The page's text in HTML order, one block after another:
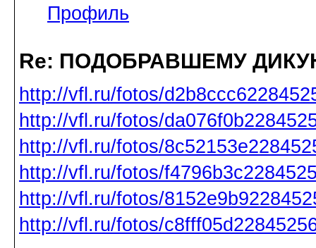
Профиль
Re: ПОДОБРАВШЕМУ
http://vfl.ru/fotos/
http://vfl.ru/fotos/
http://vfl.ru/fotos/
http://vfl.ru/fotos/
http://vfl.ru/fotos/
http://vfl.ru/fotos/